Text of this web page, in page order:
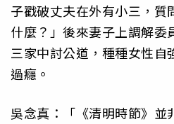
子戳破丈夫在外有小三，質
什麼？」後來妻子上調解委
三家中討公道，種種女性自
過癮。
吳念真：「《清明時節》並